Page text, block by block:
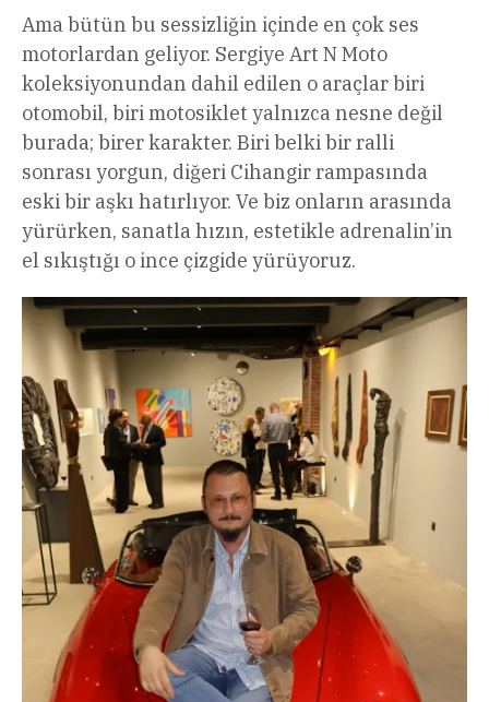
Ama bütün bu sessizliğin içinde en çok ses
motorlardan geliyor. Sergiye Art N Moto
koleksiyonundan dahil edilen o araçlar biri
otomobil, biri motosiklet yalnızca nesne değil
burada; birer karakter. Biri belki bir ralli
sonrası yorgun, diğeri Cihangir rampasında
eski bir aşkı hatırlıyor. Ve biz onların arasında
yürürken, sanatla hızın, estetikle adrenalin’in
el sıkıştığı o ince çizgide yürüyoruz.